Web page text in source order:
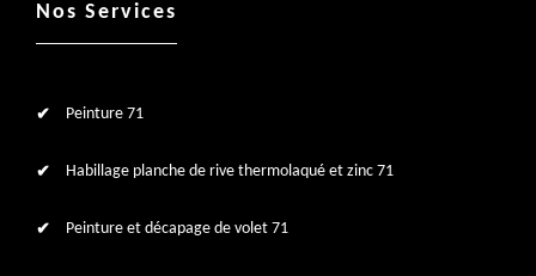
Nos Services
Peinture 71
Habillage planche de rive thermolaqué et zinc 71
Peinture et décapage de volet 71